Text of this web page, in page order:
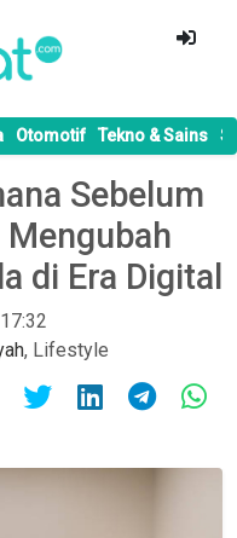
Otomotif Tekno & Sains
Sebelum
di Era Digital
, Lifestyle